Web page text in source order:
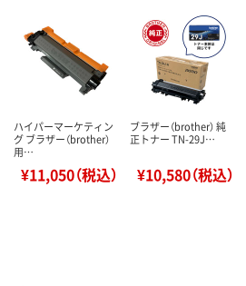
ハイパーマーケティン
グ ブラザー（brother）
用…
¥11,050（税込）
ブラザー（brother） 純
正トナー TN-29J…
¥10,580（税込）